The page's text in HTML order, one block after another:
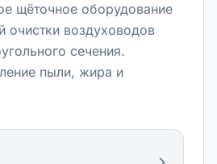
щёточное оборудование
очистки воздуховодов
сечения.
пыли, жира и